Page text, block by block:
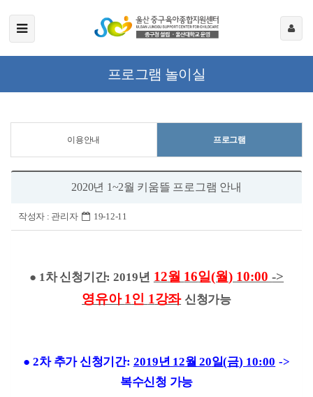
프로그램 놀이실
이용안내 프로그램
2020년 1~2월 키움뜰 프로그램 안내
작성자 : 관리자 19-12-11
● 1차 신청기간: 2019년 12월 16일(월) 10:00->
영유아1 인 1강좌 신청가능
●2차 추가 신청기간: 2019년 12월 20일(금) 10:00 ->
복수신청 가능